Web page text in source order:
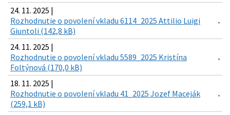
24. 11. 2025 |
Rozhodnutie o povolení vkladu 6114_2025 Attilio Luigi
Giuntoli (142,8 kB)
24. 11. 2025 |
Rozhodnutie o povolení vkladu 5589_2025 Kristína
Foltýnová (170,0 kB)
18. 11. 2025 |
Rozhodnutie o povolení vkladu 41_2025 Jozef Maceják
(259,1 kB)